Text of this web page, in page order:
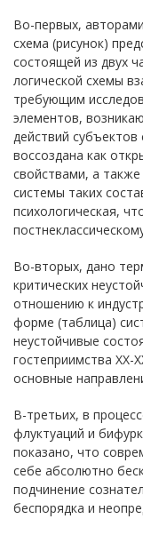
Во-первых,
схема (рисунок)
состоящей из двух
логической схемы
требующим
элементов,
действий
воссоздана как
свойствами, а
системы таких
психологическая,
Во-вторых, дано
критических
отношению к
форме (таблица)
неустойчивые
гостеприимства
основные
В-третьих, в
флуктуаций и
показано, что
себе абсолютно
подчинение
беспорядка и